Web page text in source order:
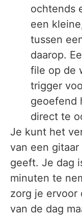
ochtends
een
tussen
daarop.
file op de
trigger
geoefend
direct te
Je kunt het
van een
geeft. Je dag
minuten te
zorg je ervoor
van de dag